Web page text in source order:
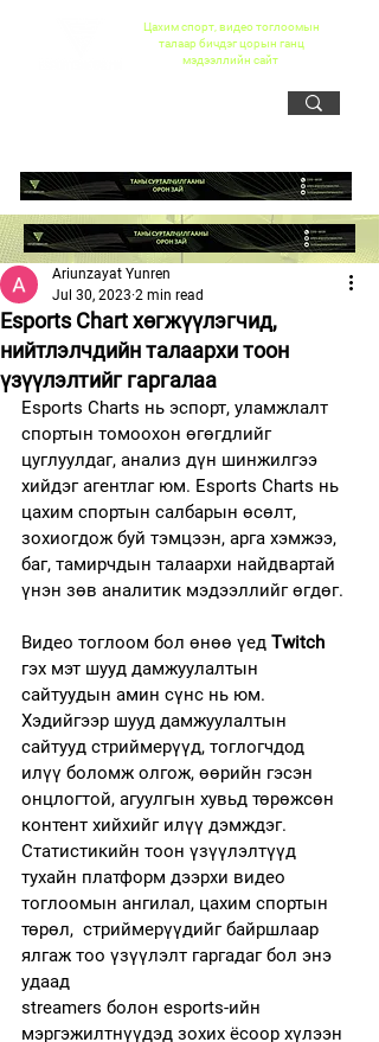
Цахим спорт, видео тоглоомын
талаар бичдэг цорын ганц
мэдээллийн сайт
Esports Chart хөгжүүлэгчид,
нийтлэлчдийн талаархи тоон
үзүүлэлтийг гаргалаа
Ariunzayat Yunren
Jul 30, 2023 2 min read
Esports Charts нь эспорт, уламжлалт
спортын томоохон өгөгдлийг
цуглуулдаг, анализ дүн шинжилгээ
хийдэг агентлаг юм. Esports Charts нь
цахим спортын салбарын өсөлт,
зохиогдож буй тэмцээн, арга хэмжээ,
баг, тамирчдын талаархи найдвартай
үнэн зөв аналитик мэдээллийг өгдөг.
Видео тоглоом бол өнөө үед Twitch
гэх мэт шууд дамжуулалтын
сайтуудын амин сүнс нь юм.
Хэдийгээр шууд дамжуулалтын
сайтууд стриймерүүд, тоглогчдод
илүү боломж олгож, өөрийн гэсэн
онцлогтой, агуулгын хувьд төрөжсөн
контент хийхийг илүү дэмждэг.
Статистикийн тоон үзүүлэлтүүд
тухайн платформ дээрхи видео
тоглоомын ангилал, цахим спортын
төрөл,  стриймерүүдийг байршлаар
ялгаж тоо үзүүлэлт гаргадаг бол энэ
удаад
streamers болон esports-ийн
мэргэжилтнүүдэд зохих ёсоор хүлээн